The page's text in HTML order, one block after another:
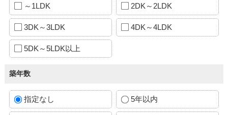
～1LDK 2DK～2LDK
3DK～3LDK 4DK～4LDK
5DK～5LDK以上
築年数
指定なし 5年以内